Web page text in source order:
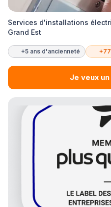
Services d'installations
Grand Est
+5 ans d'ancienneté
Je veux